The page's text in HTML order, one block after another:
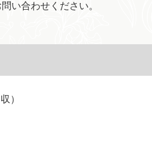
い合わせください。
）